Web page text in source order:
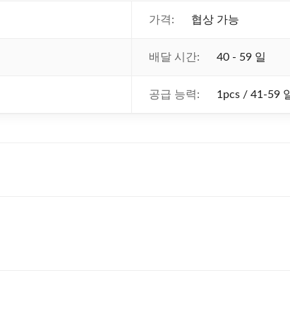
가격: 협상 가능
배달 시간: 40 - 59 일
공급 능력: 1pcs / 41-59